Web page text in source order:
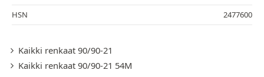
HSN
2477600
Kaikki renkaat 90/90-21
Kaikki renkaat 90/90-21 54M